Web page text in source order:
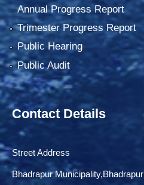
Annual Progress Report
Trimester Progress Report
Public Hearing
Public Audit
Contact Details
Street Address
Bhadrapur Municipality,Bhadrapur